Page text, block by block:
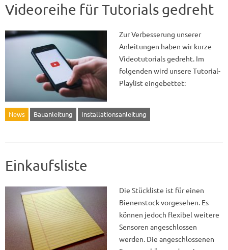
Videoreihe für Tutorials gedreht
Zur Verbesserung unserer
Anleitungen haben wir kurze
Videotutorials gedreht. Im
folgenden wird unsere Tutorial-
Playlist eingebettet:
News Bauanleitung Installationsanleitung
Einkaufsliste
Die Stückliste ist für einen
Bienenstock vorgesehen. Es
können jedoch flexibel weitere
Sensoren angeschlossen
werden. Die angeschlossenen